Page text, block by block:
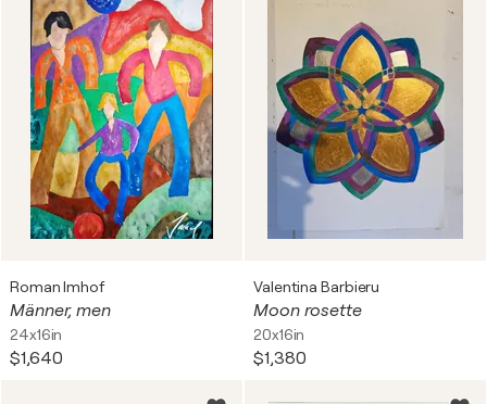
Roman Imhof
Männer, men
24x16in
$1,640
Valentina Barbieru
Moon rosette
20x16in
$1,380